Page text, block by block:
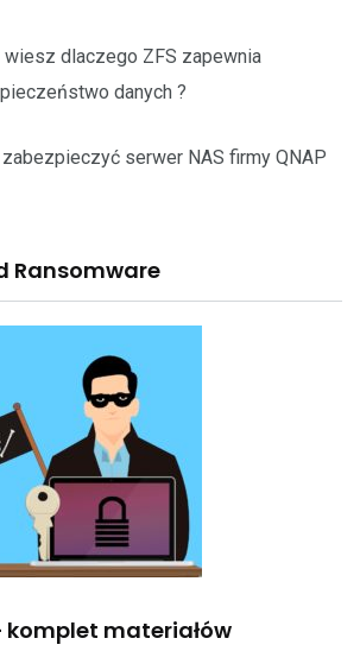
wiesz dlaczego ZFS zapewnia
danych ?
serwer NAS firmy QNAP
Ransomware
komplet materiałów